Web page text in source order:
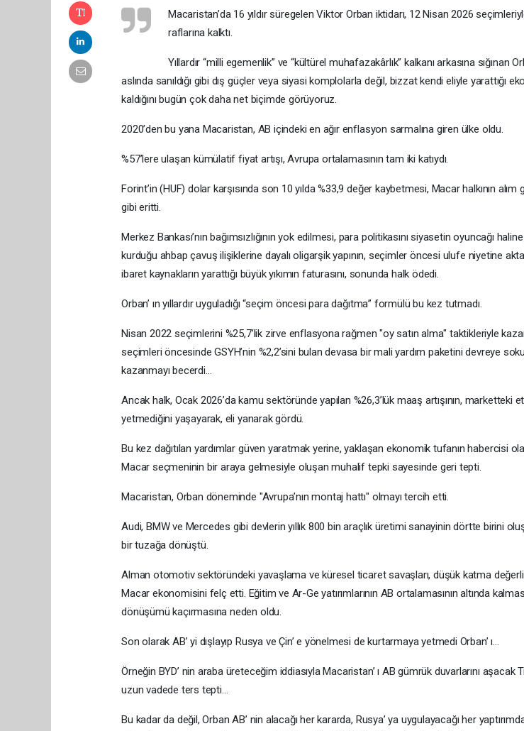
Macaristan’da 16 yıldır süregelen Viktor Orban iktidarı, 12 Nisan 2026
raflarına kalktı.
Yıllardır “milli egemenlik” ve “kültürel muhafazakârlık” kalkanı arkasına sığınan
aslında sanıldığı gibi dış güçler veya siyasi komplolarla değil, bizzat kendi eliyle yarattığı
kaldığını bugün çok daha net biçimde görüyoruz.
2020’den bu yana Macaristan, AB içindeki en ağır enflasyon sarmalına giren ülke oldu.
%57’lere ulaşan kümülatif fiyat artışı, Avrupa ortalamasının tam iki katıydı.
Forint’in (HUF) dolar karşısında son 10 yılda %33,9 değer kaybetmesi, Macar halkının
gibi eritti.
Merkez Bankası’nın bağımsızlığının yok edilmesi, para politikasını siyasetin oyuncağı
kurduğu ahbap çavuş ilişiklerine dayalı oligarşik yapının, seçimler öncesi ulufe niyetine
ibaret kaynakların yarattığı büyük yıkımın faturasını, sonunda halk ödedi.
Orban’ ın yıllardır uyguladığı “seçim öncesi para dağıtma” formülü bu kez tutmadı.
Nisan 2022 seçimlerini %25,7’lik zirve enflasyona rağmen "oy satın alma" taktikleriyle
seçimleri öncesinde GSYH’nin %2,2’sini bulan devasa bir mali yardım paketini devreye
kazanmayı becerdi…
Ancak halk, Ocak 2026’da kamu sektöründe yapılan %26,3’lük maaş artışının, marketteki
yetmediğini yaşayarak, eli yanarak gördü.
Bu kez dağıtılan yardımlar güven yaratmak yerine, yaklaşan ekonomik tufanın habercisi
Macar seçmeninin bir araya gelmesiyle oluşan muhalif tepki sayesinde geri tepti.
Macaristan, Orban döneminde "Avrupa’nın montaj hattı" olmayı tercih etti.
Audi, BMW ve Mercedes gibi devlerin yıllık 800 bin araçlık üretimi sanayinin dörtte birini
bir tuzağa dönüştü.
Alman otomotiv sektöründeki yavaşlama ve küresel ticaret savaşları, düşük katma
Macar ekonomisini felç etti. Eğitim ve Ar-Ge yatırımlarının AB ortalamasının altında
dönüşümü kaçırmasına neden oldu.
Son olarak AB’ yi dışlayıp Rusya ve Çin’ e yönelmesi de kurtarmaya yetmedi Orban’ ı…
Örneğin BYD’ nin araba üreteceğim iddiasıyla Macaristan’ ı AB gümrük duvarlarını aşacak
uzun vadede ters tepti…
Bu kadar da değil, Orban AB’ nin alacağı her kararda, Rusya’ ya uygulayacağı her